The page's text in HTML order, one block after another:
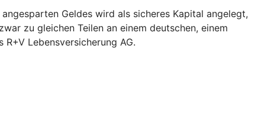
Geldes wird als sicheres Kapital angelegt,
zu gleichen Teilen an einem deutschen, einem
Lebensversicherung AG.